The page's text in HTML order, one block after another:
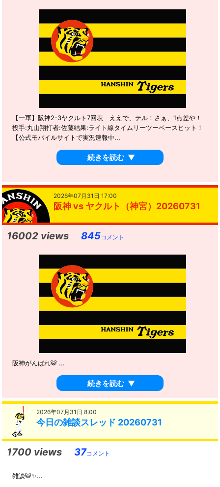
【一軍】阪神2-3ヤクルト7回表 ええで、テル！さぁ、1点差や！
投手:丸山翔打者:佐藤結果:ライト線タイムリーツーベースヒット！
【公式モバイルサイトで実況速報中...
続きを読む ▼
2026年07月31日 17:00
阪神 vs ヤクルト（神宮）20260731
16002 views 845コメント
阪神がんばれ🐯 ...
続きを読む ▼
2026年07月31日 8:00
今日の雑談スレッド 20260731
1700 views 37コメント
雑談🐯✨...